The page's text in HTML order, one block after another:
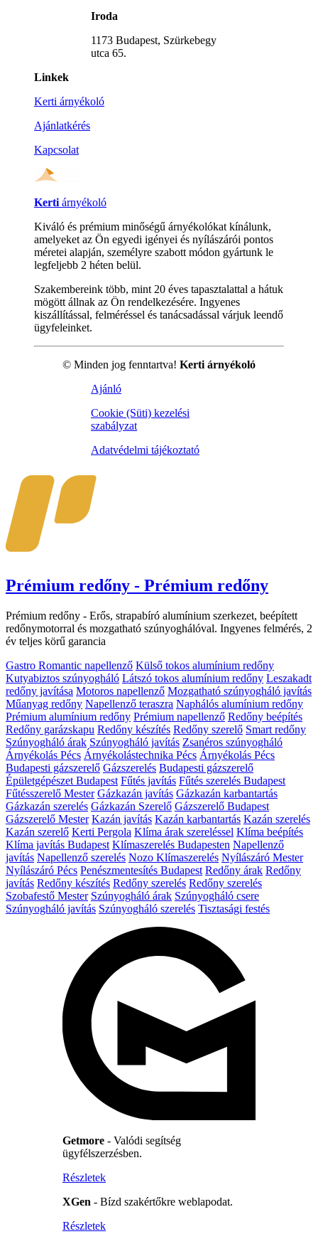
Iroda
1173 Budapest, Szürkebegy
utca 65.
Linkek
Kerti árnyékoló
Ajánlatkérés
Kapcsolat
Kertiárnyékoló
Kiváló és prémium minőségű árnyékolókat kínálunk,
amelyeket az Ön egyedi igényei és nyílászárói pontos
méretei alapján, személyre szabott módon gyártunk le
legfeljebb 2 héten belül.
Szakembereink több, mint 20 éves tapasztalattal a hátuk
mögött állnak az Ön rendelkezésére. Ingyenes
kiszállítással, felméréssel és tanácsadással várjuk leendő
ügyfeleinket.
© Minden jog fenntartva! Kerti árnyékoló
Ajánló
Cookie (Süti) kezelési
szabályzat
Adatvédelmi tájékoztató
Prémium redőny - Prémium redőny
Prémium redőny - Erős, strapabíró alumínium szerkezet, beépített
redőnymotorral és mozgatható szúnyoghálóval. Ingyenes felmérés, 2
év teljes körű garancia
Gastro Romantic napellenző Külső tokos alumínium redőny
Kutyabiztos szúnyogháló Látszó tokos alumínium redőny Leszakadt
redőny javítása Motoros napellenző Mozgatható szúnyogháló javítás
Műanyag redőny Napellenző teraszra Naphálós alumínium redőny
Prémium alumínium redőny Prémium napellenző Redőny beépítés
Redőny garázskapu Redőny készítés Redőny szerelő Smart redőny
Szúnyogháló árak Szúnyogháló javítás Zsanéros szúnyogháló
Árnyékolás Pécs Árnyékolástechnika Pécs Árnyékolás Pécs
Budapesti gázszerelő Gázszerelés Budapesti gázszerelő
Épületgépészet Budapest Fűtés javítás Fűtés szerelés Budapest
Fűtésszerelő Mester Gázkazán javítás Gázkazán karbantartás
Gázkazán szerelés Gázkazán Szerelő Gázszerelő Budapest
Gázszerelő Mester Kazán javítás Kazán karbantartás Kazán szerelés
Kazán szerelő Kerti Pergola Klíma árak szereléssel Klíma beépítés
Klíma javítás Budapest Klímaszerelés Budapesten Napellenző
javítás Napellenző szerelés Nozo Klímaszerelés Nyílászáró Mester
Nyílászáró Pécs Penészmentesítés Budapest Redőny árak Redőny
javítás Redőny készítés Redőny szerelés Redőny szerelés
Szobafestő Mester Szúnyogháló árak Szúnyogháló csere
Szúnyogháló javítás Szúnyogháló szerelés Tisztasági festés
Getmore - Valódi segítség
ügyfélszerzésben.
Részletek
XGen - Bízd szakértőkre weblapodat.
Részletek